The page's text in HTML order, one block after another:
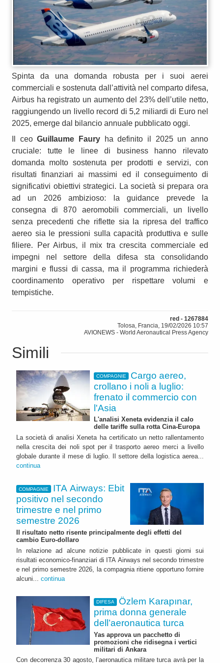
Spinta da una domanda robusta per i suoi aerei
commerciali e sostenuta dall’attività nel comparto difesa,
Airbus ha registrato un aumento del 23% dell’utile netto,
raggiungendo un livello record di 5,2 miliardi di Euro nel
2025, emerge dal bilancio annuale pubblicato oggi.
Il ceoGuillaume Faury ha definito il 2025 un anno
cruciale: tutte le linee di business hanno rilevato
domanda molto sostenuta per prodotti e servizi, con
risultati finanziari ai massimi ed il conseguimento di
significativi obiettivi strategici. La società si prepara ora
ad un 2026 ambizioso: la guidance prevede la
consegna di 870 aeromobili commerciali, un livello
senza precedenti che riflette sia la ripresa del traffico
aereo sia le pressioni sulla capacità produttiva e sulle
filiere. Per Airbus, il mix tra crescita commerciale ed
impegni nel settore della difesa sta consolidando
margini e flussi di cassa, ma il programma richiederà
coordinamento operativo per rispettare volumi e
tempistiche.
red - 1267884
Tolosa, Francia, 19/02/2026 10:57
AVIONEWS - World Aeronautical Press Agency
Simili
COMPAGNIE
Cargo aereo,
crollano i noli a luglio:
frenato il commercio con
l'Asia
L'analisi Xeneta evidenzia il calo
delle tariffe sulla rotta Cina-Europa
La società di analisi Xeneta ha certificato un netto rallentamento
nella crescita dei noli spot per il trasporto aereo merci a livello
globale durante il mese di luglio. Il settore della logistica aerea...
continua
COMPAGNIE
ITA Airways: Ebit
positivo nel secondo
trimestre e nel primo
semestre 2026
Il risultato netto risente principalmente degli effetti del
cambio Euro-dollaro
In relazione ad alcune notizie pubblicate in questi giorni sui
risultati economico-finanziari di ITA Airways nel secondo trimestre
e nel primo semestre 2026, la compagnia ritiene opportuno fornire
alcuni... continua
DIFESA
Özlem Karapınar,
prima donna generale
dell’aeronautica turca
Yas approva un pacchetto di
promozioni che ridisegna i vertici
militari di Ankara
Con decorrenza 30 agosto, l’aeronautica militare turca avrà per la